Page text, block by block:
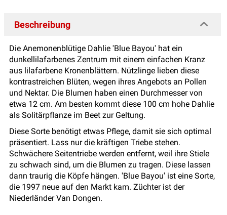
Beschreibung
Die Anemonenblütige Dahlie 'Blue Bayou' hat ein
dunkellilafarbenes Zentrum mit einem einfachen Kranz
aus lilafarbene Kronenblättern. Nützlinge lieben diese
kontrastreichen Blüten, wegen ihres Angebots an Pollen
und Nektar. Die Blumen haben einen Durchmesser von
etwa 12 cm. Am besten kommt diese 100 cm hohe Dahlie
als Solitärpflanze im Beet zur Geltung.
Diese Sorte benötigt etwas Pflege, damit sie sich optimal
präsentiert. Lass nur die kräftigen Triebe stehen.
Schwächere Seitentriebe werden entfernt, weil ihre Stiele
zu schwach sind, um die Blumen zu tragen. Diese lassen
dann traurig die Köpfe hängen. 'Blue Bayou' ist eine Sorte,
die 1997 neue auf den Markt kam. Züchter ist der
Niederländer Van Dongen.